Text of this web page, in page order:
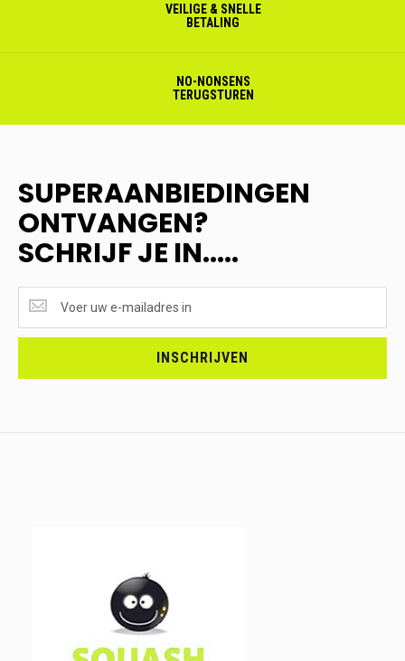
VEILIGE & SNELLE
BETALING
NO-NONSENS
TERUGSTUREN
SUPERAANBIEDINGEN
ONTVANGEN?
SCHRIJF JE IN.....
ONTVANGEN?
<br>SCHRIJF
INSCHRIJVEN